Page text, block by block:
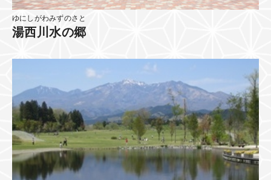
ゆにしがわみずのさと
湯西川水の郷